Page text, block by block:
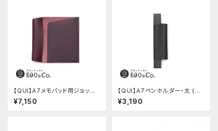
【QUI】A7メモパッド用ジョッタ
ー・ブッテーロ (ワイン)
¥7,150
【QUI】A7ペンホルダー・太 (ブ
ラック)
¥3,190